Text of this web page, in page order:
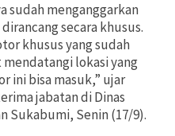
sudah menganggarkan
secara khusus.
khusus yang sudah
mendatangi lokasi yang
ini bisa masuk,” ujar
jabatan di Dinas
Sukabumi, Senin (17/9).